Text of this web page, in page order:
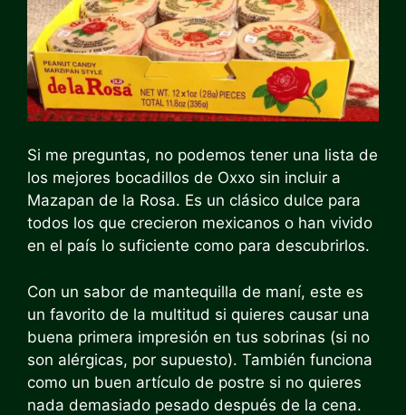
Si me preguntas, no podemos tener una lista de
los mejores bocadillos de Oxxo sin incluir a
Mazapan de la Rosa. Es un clásico dulce para
todos los que crecieron mexicanos o han vivido
en el país lo suficiente como para descubrirlos.
Con un sabor de mantequilla de maní, este es
un favorito de la multitud si quieres causar una
buena primera impresión en tus sobrinas (si no
son alérgicas, por supuesto). También funciona
como un buen artículo de postre si no quieres
nada demasiado pesado después de la cena.